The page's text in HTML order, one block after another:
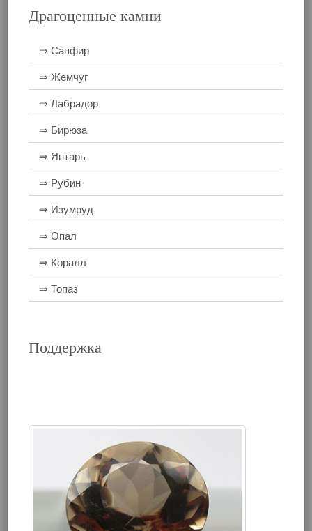
Драгоценные камни
⇒ Сапфир
⇒ Жемчуг
⇒ Лабрадор
⇒ Бирюза
⇒ Янтарь
⇒ Рубин
⇒ Изумруд
⇒ Опал
⇒ Коралл
⇒ Топаз
Поддержка